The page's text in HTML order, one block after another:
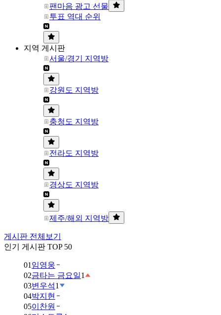
팬마음 광고 선물
투표 역대 순위
지역 게시판
서울/경기 지역방
강원도 지역방
충청도 지역방
전라도 지역방
경상도 지역방
제주/해외 지역방
게시판 전체보기
인기 게시판 TOP 50
01 임영웅
02금타는 금요일1
03변우석1
04박지현
05이찬원